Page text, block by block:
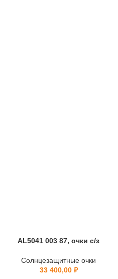
AL5041 003 87, очки с/з
Солнцезащитные очки
33 400,00 ₽